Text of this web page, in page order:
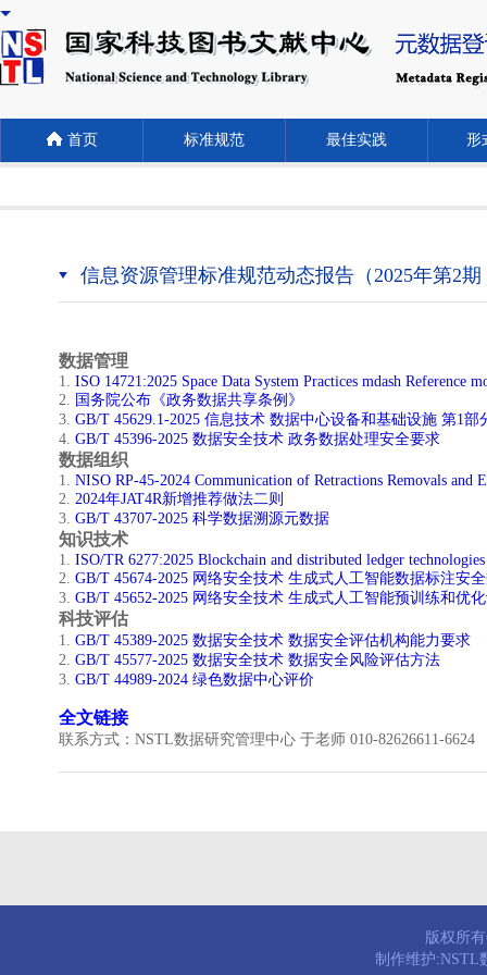
首页 标准规范 最佳实践 形
信息资源管理标准规范动态报告（2025年第2期
数据管理
​1. ISO 14721:2025 Space Data System Practices mdash Reference
2. 国务院公布《政务数据共享条例》
​3. GB/T 45629.1-2025 信息技术 数据中心设备和基础设施 第1部
4. GB/T 45396-2025 数据安全技术 政务数据处理安全要求
数据组织
1. NISO RP-45-2024 Communication of Retractions Removals and
2. 2024年JAT4R新增推荐做法二则
3. GB/T 43707-2025 科学数据溯源元数据
知识技术
​1. ISO/TR 6277:2025 Blockchain and distributed ledger
2. GB/T 45674-2025 网络安全技术 生成式人工智能数据标注安
3. GB/T 45652-2025 网络安全技术 生成式人工智能预训练和优
科技评估
​1. GB/T 45389-2025 数据安全技术 数据安全评估机构能力要求
2. GB/T 45577-2025 数据安全技术 数据安全风险评估方法
3. GB/T 44989-2024 绿色数据中心评价
全文链接
联系方式：NSTL数据研究管理中心 于老师 010-82626611-6624
版权所
制作维护:NSTL